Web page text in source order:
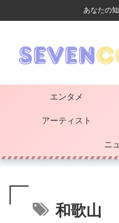
あなたの
エンタメ
アーティスト
ニ
和歌山